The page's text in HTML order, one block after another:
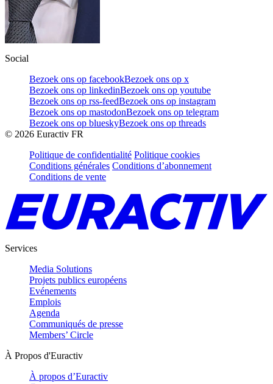
Social
Bezoek ons op facebookBezoek ons op x
Bezoek ons op linkedinBezoek ons op youtube
Bezoek ons op rss-feedBezoek ons op instagram
Bezoek ons op mastodonBezoek ons op telegram
Bezoek ons op blueskyBezoek ons op threads
© 2026 Euractiv FR
Politique de confidentialité Politique cookies
Conditions générales Conditions d’abonnement
Conditions de vente
Services
Media Solutions
Projets publics européens
Evénements
Emplois
Agenda
Communiqués de presse
Members’ Circle
À Propos d'Euractiv
À propos d’Euractiv